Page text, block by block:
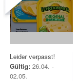
Leider verpasst!
Gültig: 26.04. -
02.05.